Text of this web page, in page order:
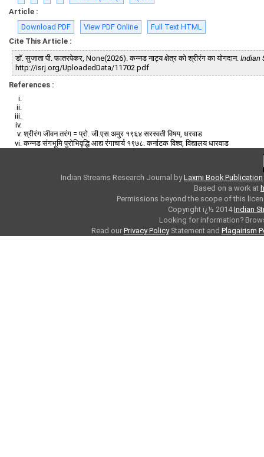
Article :
Download PDF
View PDF Online
Full Text HTML
Cite This Article :
डॉ. सुजाता पी. फातरपेकर, None(2026). कन्नड नाट्य क्षेत्र को श्रीरंग का योगदान. Indian
http://isrj.org/UploadedData/11702.pdf
References :
श्रीरंग जीवन तरंग = प्रो. जी.एस.अमुर १९६४ सरस्वती विषय, धरवाड
कन्नड संगभूमि पुरोभिवृद्धि आद्य रंगाचार्य १९७८. कर्नाटक विश्व, विद्यालय धारवाड
Indian Streams Research Journal byLaxmi Book Publication
Based on a work at
Permissions beyond the scope of this
Copyright ï¿½ 2014Indian
Looking for information?
Read our Privacy PolicyStatement and Plagairism